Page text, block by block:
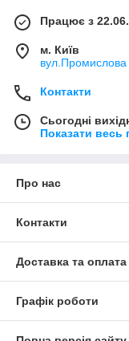
Працює з
м. Київ
вул.Промислова
Контакти
Сьогодні
Показати весь
Про нас
Контакти
Доставка та оплата
Графік роботи